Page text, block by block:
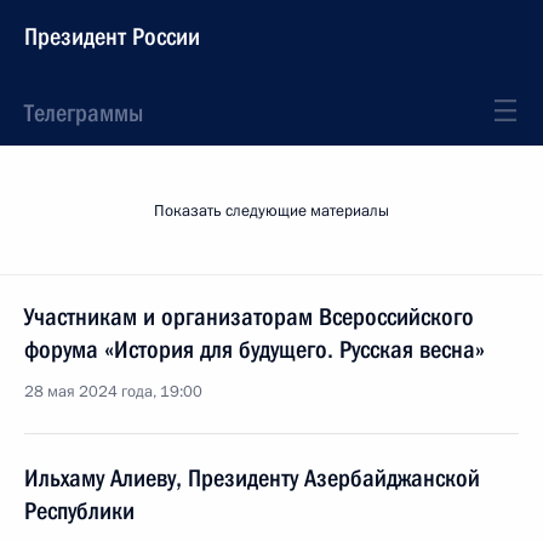
Президент России
Телеграммы
Показать следующие материалы
Участникам и организаторам Всероссийского
форума «История для будущего. Русская весна»
28 мая 2024 года, 19:00
Ильхаму Алиеву, Президенту Азербайджанской
Республики